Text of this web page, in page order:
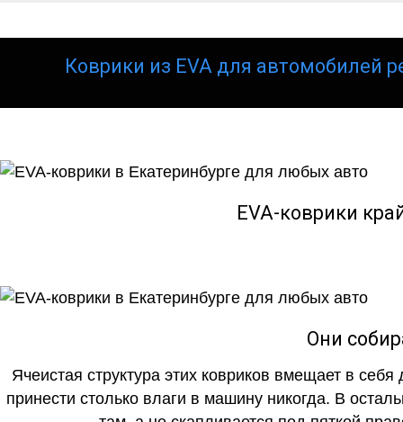
Коврики из EVA для автомобилей
EVA-коврики
Они
Ячеистая структура этих ковриков вмещает в
принести столько влаги в машину никогда. В